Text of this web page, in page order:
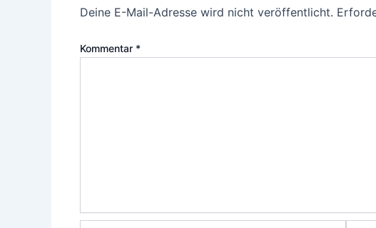
Deine E-Mail-Adresse wird nicht veröffentlicht.
Kommentar *